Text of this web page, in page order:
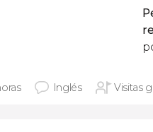
Inglés Visitas